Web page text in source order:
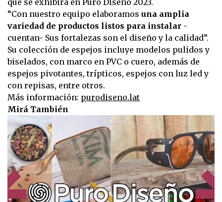
“Con nuestro equipo elaboramos una amplia
variedad de productos listos para instalar -
cuentan- Sus fortalezas son el diseño y la calidad”.
Su colección de espejos incluye modelos pulidos y
biselados, con marco en PVC o cuero, además de
espejos pivotantes, trípticos, espejos con luz led y
con repisas, entre otros.
Más información: purodiseno.lat
Mirá También